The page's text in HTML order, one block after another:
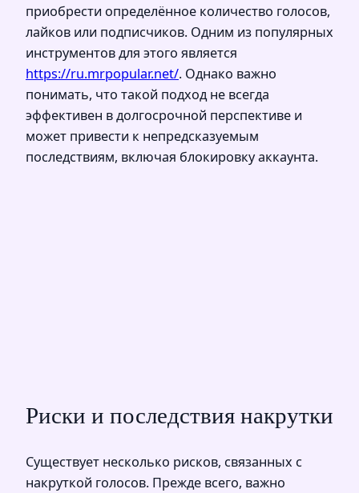
приобрести определённое количество голосов,
лайков или подписчиков. Одним из популярных
инструментов для этого является
https://ru.mrpopular.net/. Однако важно
понимать, что такой подход не всегда
эффективен в долгосрочной перспективе и
может привести к непредсказуемым
последствиям, включая блокировку аккаунта.
Риски и последствия накрутки
Существует несколько рисков, связанных с
накруткой голосов. Прежде всего, важно